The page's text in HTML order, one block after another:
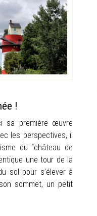
!
sa première œuvre
les perspectives, il
du “château de
une tour de la
sol pour s’élever à
sommet, un petit